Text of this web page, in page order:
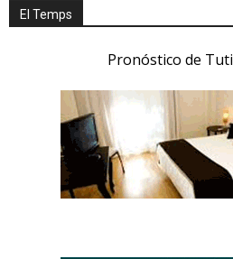
El Temps
Pronóstico de